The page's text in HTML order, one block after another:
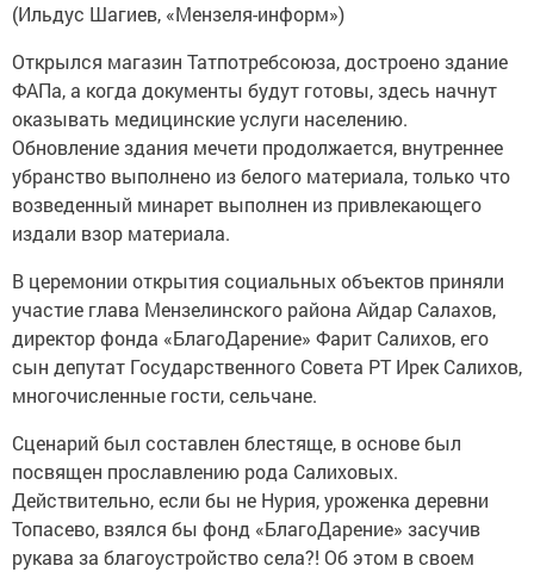
(Ильдус Шагиев, «Мензеля-информ»)
Открылся магазин Татпотребсоюза, достроено здание
ФАПа, а когда документы будут готовы, здесь начнут
оказывать медицинские услуги населению.
Обновление здания мечети продолжается, внутреннее
убранство выполнено из белого материала, только что
возведенный минарет выполнен из привлекающего
издали взор материала.
В церемонии открытия социальных объектов приняли
участие глава Мензелинского района Айдар Салахов,
директор фонда «БлагоДарение» Фарит Салихов, его
сын депутат Государственного Совета РТ Ирек Салихов,
многочисленные гости, сельчане.
Сценарий был составлен блестяще, в основе был
посвящен прославлению рода Салиховых.
Действительно, если бы не Нурия, уроженка деревни
Топасево, взялся бы фонд «БлагоДарение» засучив
рукава за благоустройство села?! Об этом в своем